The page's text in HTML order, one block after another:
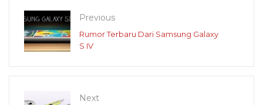
Previous
Rumor Terbaru Dari Samsung Galaxy
S IV
Next